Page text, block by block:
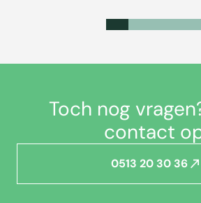
Toch nog
contact
0513 20 30 36